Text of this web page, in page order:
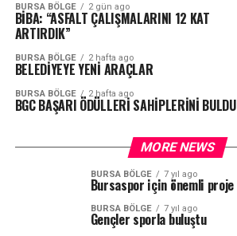
BURSA BÖLGE 2 gün ago
BİBA: “ASFALT ÇALIŞMALARINI 12 KAT
ARTIRDIK”
BURSA BÖLGE 2 hafta ago
BELEDİYEYE YENİ ARAÇLAR
BURSA BÖLGE 2 hafta ago
BGC BAŞARI ÖDÜLLERİ SAHİPLERİNİ BULDU
MORE NEWS
BURSA BÖLGE 7 yıl ago
Bursaspor için önemli proje
BURSA BÖLGE 7 yıl ago
Gençler sporla buluştu